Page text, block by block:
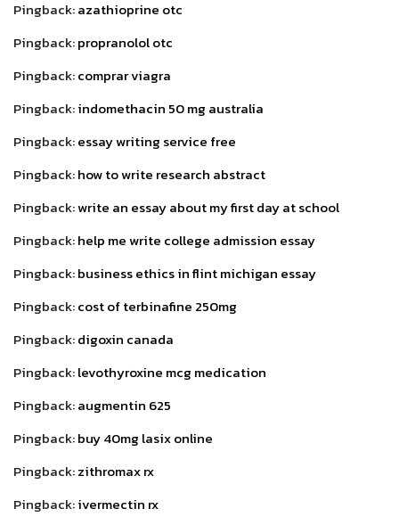
Pingback:azathioprine otc
Pingback:propranolol otc
Pingback:comprar viagra
Pingback:indomethacin 50 mg australia
Pingback:essay writing service free
Pingback:how to write research abstract
Pingback:write an essay about my first day at school
Pingback:help me write college admission essay
Pingback:business ethics in flint michigan essay
Pingback:cost of terbinafine 250mg
Pingback:digoxin canada
Pingback:levothyroxine mcg medication
Pingback:augmentin 625
Pingback:buy 40mg lasix online
Pingback:zithromax rx
Pingback:ivermectin rx